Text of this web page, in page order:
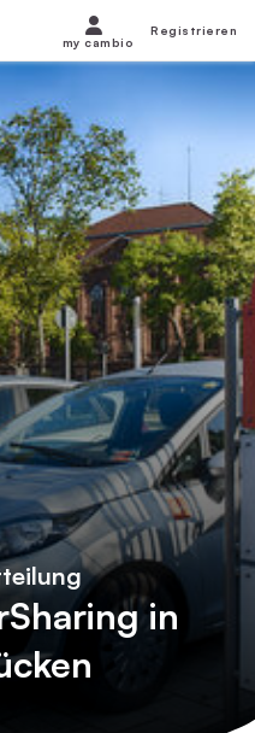
in
my cambio
Registrieren